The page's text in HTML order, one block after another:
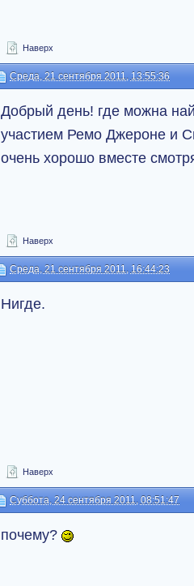
Наверх
Среда, 21 сентября 2011, 13:55:36
Добрый день! где можна
участием Ремо Джероне и
очень хорошо вместе
Наверх
Среда, 21 сентября 2011, 16:44:23
Нигде.
Наверх
Суббота, 24 сентября 2011, 08:51:47
почему?